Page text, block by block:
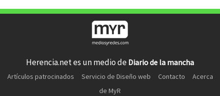
Herencia.net es un medio de Diario de la mancha
Artículos patrocinados Servicio de Diseño web Contacto
Acerca
de MyR